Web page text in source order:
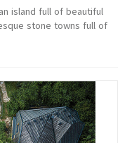
an island full of beautiful
stone towns full of